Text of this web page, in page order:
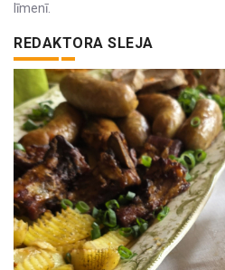
līmenī.
REDAKTORA SLEJA